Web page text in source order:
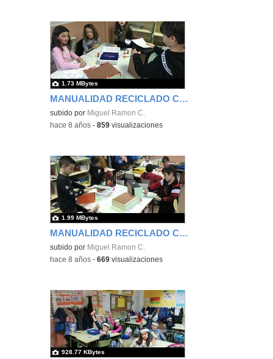
MANUALIDAD RECICLADO CAJA DE ZAPATOS - TERCERO 6
subido por Miguel Ramon C.
1.73 MBytes
-hace 8 años -859 visualizaciones
MANUALIDAD RECICLADO CAJA DE ZAPATOS - TERCERO 7
subido por Miguel Ramon C.
1.99 MBytes
-hace 8 años -669 visualizaciones
928.77 KBytes